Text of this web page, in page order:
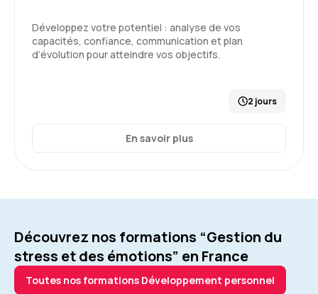
5
formation avec Aelion, très contente d'avoir pu
Formation : Confiance en soi et affirmation
Développez votre potentiel : analyse de vos
capacités, confiance, communication et plan
d’évolution pour atteindre vos objectifs.
2 jours
En savoir plus
Découvrez nos formations “Gestion du
stress et des émotions” en France
Toutes nos formations Développement personnel